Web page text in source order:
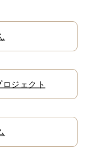
ジェクト